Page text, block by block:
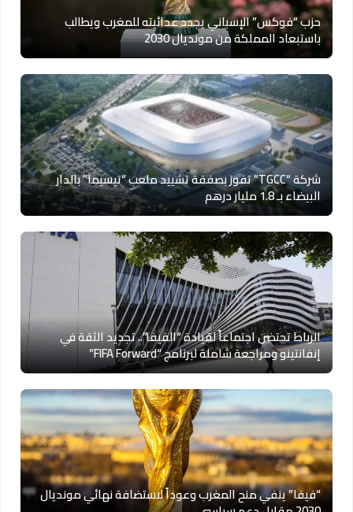
حزب “فوكس” الإسباني يجدد عدائيته للمغرب ويطالب
باستبعاد المملكة من مونديال 2030
شركة “TGCC” تفوز بصفقة تشييد ملعب “تيسيما” بالدار
البيضاء بـ 1.8 مليار درهم
الرباط تحتضن اجتماعاً لقيادة “الفيفا”.. تجديد الثقة في
إنفانتينو ومراجعة شاملة لبرنامج “FIFA Forward”
“فيفا” ينفي منح المغرب وعوداً لاستضافة نهائي مونديال